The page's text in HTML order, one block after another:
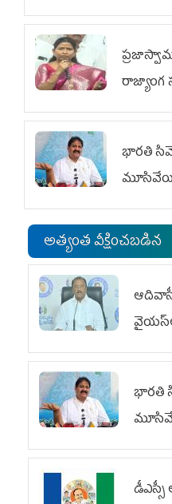
రాజ్యాంగ
భారతి
అత్యంత వీక్షించబడిన
భారతి
కుట్ర